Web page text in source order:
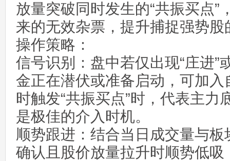
放量突破同时发生的“共振买点”
来的无效杂票，提升捕捉强势股
操作策略：
信号识别：盘中若仅出现“庄进”
金正在潜伏或准备启动，可加
时触发“共振买点”时，代表主力
是极佳的介入时机。
顺势跟进：结合当日成交量与
确认且股价放量拉升时顺势低